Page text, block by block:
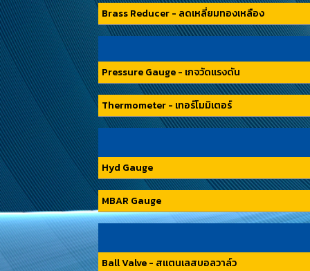
Brass Reducer - ลดเหลี่ยมทองเหลือง
Pressure Gauge - เกจวัดแรงดัน
Thermometer - เทอร์โมมิเตอร์
Hyd Gauge
MBAR Gauge
Ball Valve - สแตนเลสบอลวาล์ว